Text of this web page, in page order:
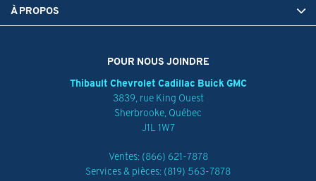
POUR NOUS JOINDRE
Thibault Chevrolet Cadillac Buick GMC
3839, rue King Ouest
Sherbrooke, Québec
J1L 1W7
Ventes: (866) 621-7878
Services & pièces: (819) 563-7878
À PROPOS